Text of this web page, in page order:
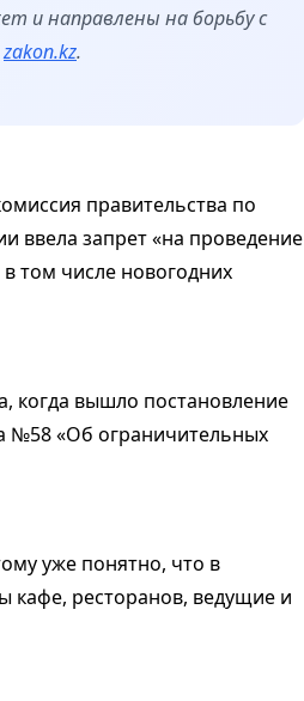
и направлены на борьбу с
zakon.kz.
правительства по
ввела запрет «на проведение
том числе новогодних
когда вышло постановление
№58 «Об ограничительных
уже понятно, что в
кафе, ресторанов, ведущие и